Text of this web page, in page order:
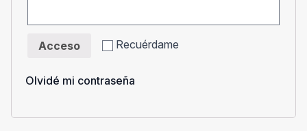
Recuérdame
Acceso
Olvidé mi contraseña